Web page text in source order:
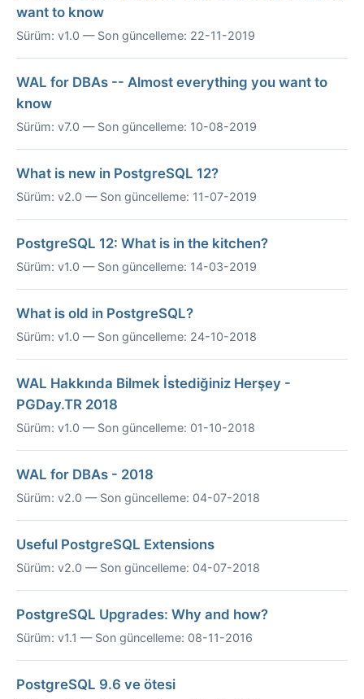
want to know
Sürüm: v1.0 — Son güncelleme: 22-11-2019
WAL for DBAs -- Almost everything you want to
know
Sürüm: v7.0 — Son güncelleme: 10-08-2019
What is new in PostgreSQL 12?
Sürüm: v2.0 — Son güncelleme: 11-07-2019
PostgreSQL 12: What is in the kitchen?
Sürüm: v1.0 — Son güncelleme: 14-03-2019
What is old in PostgreSQL?
Sürüm: v1.0 — Son güncelleme: 24-10-2018
WAL Hakkında Bilmek İstediğiniz Herşey -
PGDay.TR 2018
Sürüm: v1.0 — Son güncelleme: 01-10-2018
WAL for DBAs - 2018
Sürüm: v2.0 — Son güncelleme: 04-07-2018
Useful PostgreSQL Extensions
Sürüm: v2.0 — Son güncelleme: 04-07-2018
PostgreSQL Upgrades: Why and how?
Sürüm: v1.1 — Son güncelleme: 08-11-2016
PostgreSQL 9.6 ve ötesi